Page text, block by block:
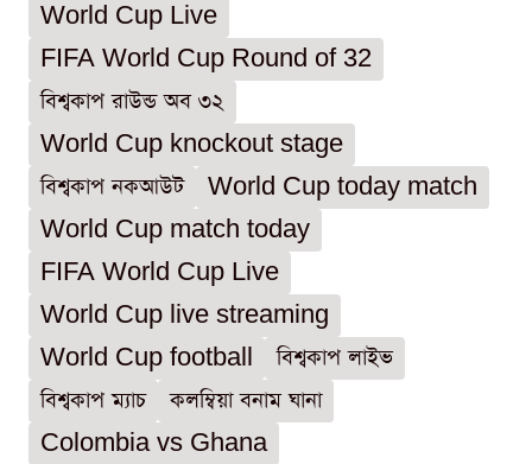
World Cup Live
FIFA World Cup Round of 32
বিশ্বকাপ রাউন্ড অব ৩২
World Cup knockout stage
বিশ্বকাপ নকআউট
World Cup today match
World Cup match today
FIFA World Cup Live
World Cup live streaming
World Cup football
বিশ্বকাপ লাইভ
বিশ্বকাপ ম্যাচ
কলম্বিয়া বনাম ঘানা
Colombia vs Ghana